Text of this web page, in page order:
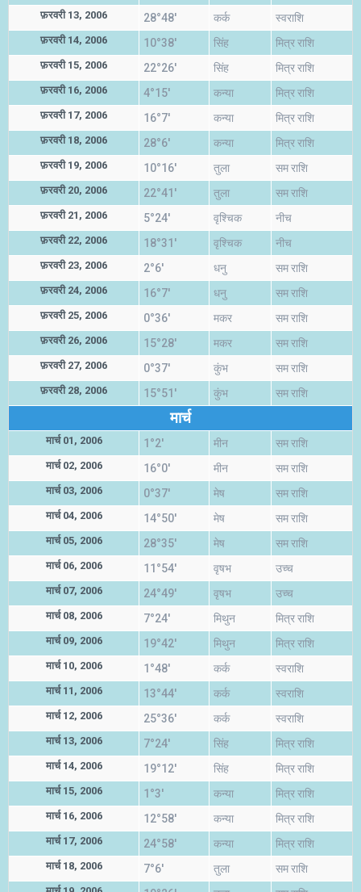
फ़रवरी 13, 2006 28°48' कर्क स्वराशि
फ़रवरी 14, 2006 10°38' सिंह मित्र राशि
फ़रवरी 15, 2006 22°26' सिंह मित्र राशि
फ़रवरी 16, 2006 4°15' कन्या मित्र राशि
फ़रवरी 17, 2006 16°7' कन्या मित्र राशि
फ़रवरी 18, 2006 28°6' कन्या मित्र राशि
फ़रवरी 19, 2006 10°16' तुला सम राशि
फ़रवरी 20, 2006 22°41' तुला सम राशि
फ़रवरी 21, 2006 5°24' वृश्चिक नीच
फ़रवरी 22, 2006 18°31' वृश्चिक नीच
फ़रवरी 23, 2006 2°6' धनु सम राशि
फ़रवरी 24, 2006 16°7' धनु सम राशि
फ़रवरी 25, 2006 0°36' मकर सम राशि
फ़रवरी 26, 2006 15°28' मकर सम राशि
फ़रवरी 27, 2006 0°37' कुंभ सम राशि
फ़रवरी 28, 2006 15°51' कुंभ सम राशि
मार्च
मार्च 01, 2006 1°2' मीन सम राशि
मार्च 02, 2006 16°0' मीन सम राशि
मार्च 03, 2006 0°37' मेष सम राशि
मार्च 04, 2006 14°50' मेष सम राशि
मार्च 05, 2006 28°35' मेष सम राशि
मार्च 06, 2006 11°54' वृषभ उच्च
मार्च 07, 2006 24°49' वृषभ उच्च
मार्च 08, 2006 7°24' मिथुन मित्र राशि
मार्च 09, 2006 19°42' मिथुन मित्र राशि
मार्च 10, 2006 1°48' कर्क स्वराशि
मार्च 11, 2006 13°44' कर्क स्वराशि
मार्च 12, 2006 25°36' कर्क स्वराशि
मार्च 13, 2006 7°24' सिंह मित्र राशि
मार्च 14, 2006 19°12' सिंह मित्र राशि
मार्च 15, 2006 1°3' कन्या मित्र राशि
मार्च 16, 2006 12°58' कन्या मित्र राशि
मार्च 17, 2006 24°58' कन्या मित्र राशि
मार्च 18, 2006 7°6' तुला सम राशि